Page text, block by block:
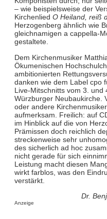
– wie beispielsweise der
Kirchenlied O Heiland, reiß
Herzogenberg ähnlich wie
gleichnamigen a cappella-
gestaltete.
Dem Kirchenmusiker
Ökumenischen
ambitionierten
danken wie dem Label cpo
Live-Mitschnitts vom 3. und
Würzburger Neubaukirche.
oder andere
aufmerksam. Freilich: auf
im Hinblick auf die von
Prämissen doch reichlich
streckenweise sehr
des sicherlich ad hoc
nicht gerade für sich
Leistung macht diesen
wirkt farblos, was den
verstärkt.
Dr.
Anzeige